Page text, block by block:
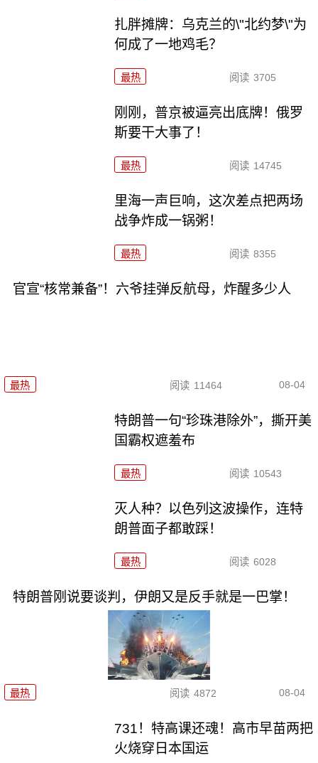
扎胖摊牌：乌克兰的\"北约梦\"为
何成了一地鸡毛？
最热 阅读 3705
刚刚，普京被逼亮出底牌！俄罗
斯要干大事了！
最热 阅读 14745
里海一声巨响，这次差点把两场
战争炸成一锅粥！
最热 阅读 8355
官宣“核常兼备”！六爷挂弹反航母，炸醒多少人
最热 阅读 11464 08-04
特朗普一句“珍珠港除外”，撕开美
国霸权遮羞布
最热 阅读 10543
灭人种？以色列这波操作，连特
朗普面子都敢踩！
最热 阅读 6028
特朗普刚说要谈判，伊朗又是反手就是一巴掌！
最热 阅读 4872 08-04
731！特高课还魂！高市早苗两把
火烧穿日本国运